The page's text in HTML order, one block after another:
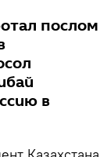
послом
в